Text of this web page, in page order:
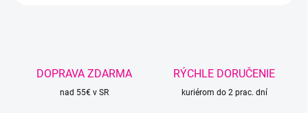
DOPRAVA ZDARMA
nad 55€ v SR
RÝCHLE DORUČENIE
kuriérom do 2 prac. dní